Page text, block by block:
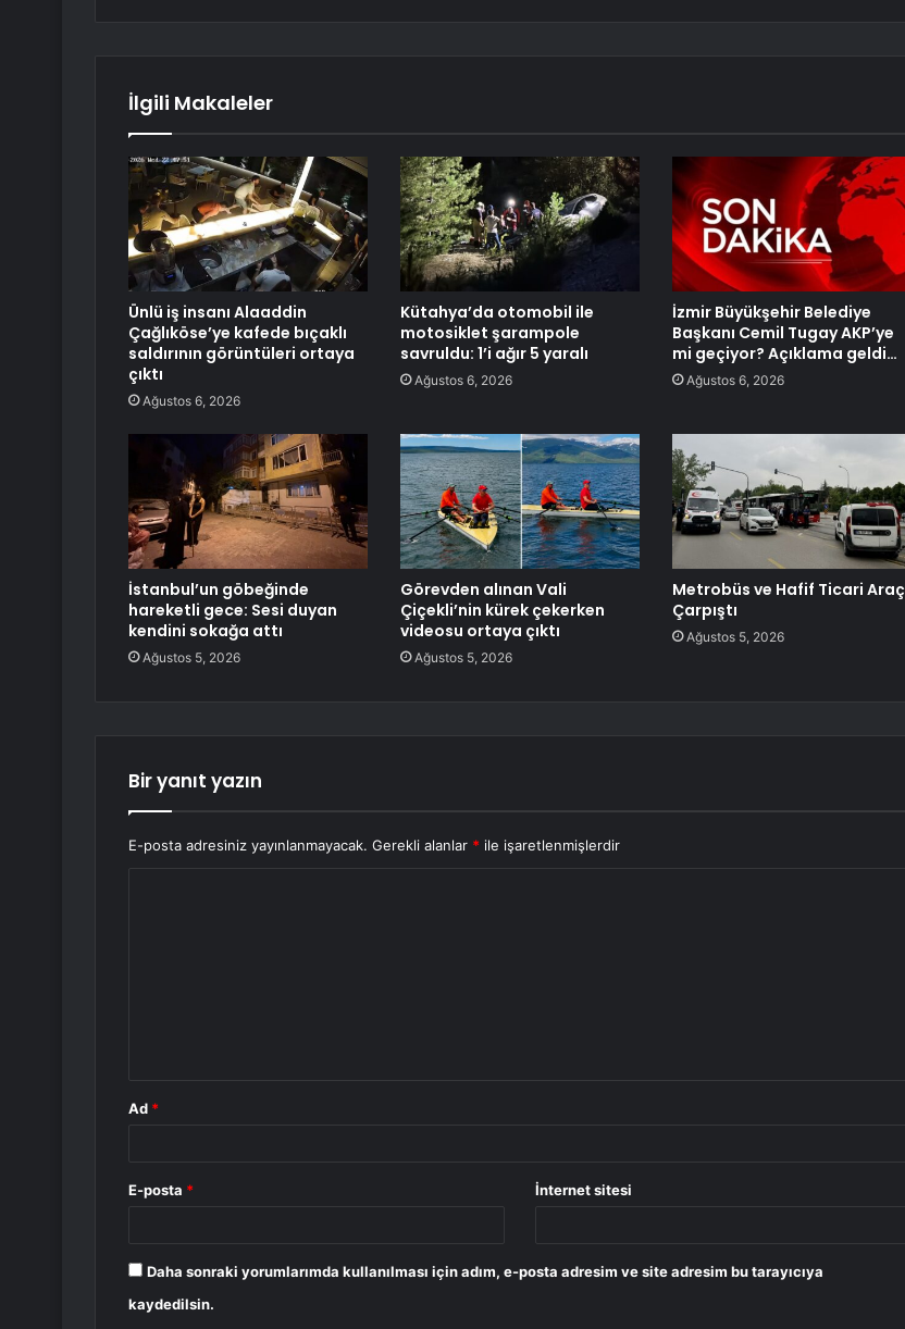
İlgili Makaleler
Ünlü iş insanı Alaaddin
Çağlıköse’ye kafede bıçaklı
saldırının görüntüleri ortaya
çıktı
Ağustos 6, 2026
Kütahya’da otomobil ile
motosiklet şarampole
savruldu: 1’i ağır 5 yaralı
Ağustos 6, 2026
İzmir Büyükşehir Belediye
Başkanı Cemil Tugay AKP’ye
mi geçiyor? Açıklama geldi…
Ağustos 6, 2026
İstanbul’un göbeğinde
hareketli gece: Sesi duyan
kendini sokağa attı
Ağustos 5, 2026
Görevden alınan Vali
Çiçekli’nin kürek çekerken
videosu ortaya çıktı
Ağustos 5, 2026
Metrobüs ve Hafif Ticari Araç
Çarpıştı
Ağustos 5, 2026
Bir yanıt yazın
E-posta adresiniz yayınlanmayacak. Gerekli alanlar * ile işaretlenmişlerdir
Ad *
E-posta * İnternet sitesi
Daha sonraki yorumlarımda kullanılması için adım, e-posta adresim ve site adresim bu tarayıcıya
kaydedilsin.